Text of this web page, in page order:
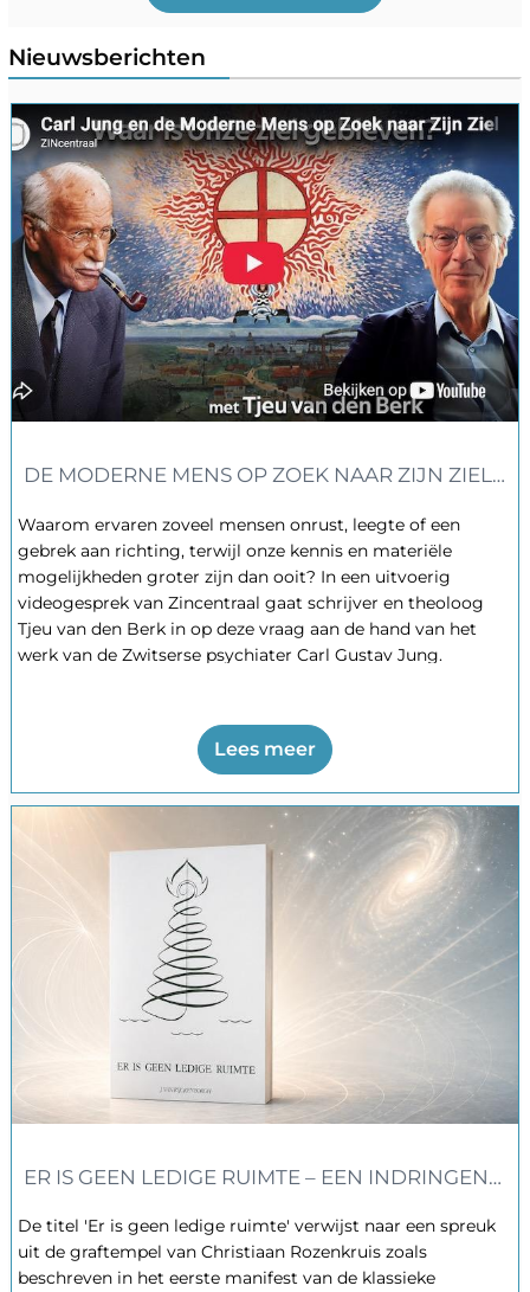
Nieuwsberichten
DE MODERNE MENS OP ZOEK NAAR ZIJN ZIEL -
Waarom ervaren zoveel mensen onrust, leegte of een
gebrek aan richting, terwijl onze kennis en materiële
mogelijkheden groter zijn dan ooit? In een uitvoerig
videogesprek van Zincentraal gaat schrijver en theoloog
Tjeu van den Berk in op deze vraag aan de hand van het
werk van de Zwitserse psychiater Carl Gustav Jung.
Lees meer
ER IS GEEN LEDIGE RUIMTE – EEN INDRINGENDE
De titel 'Er is geen ledige ruimte' verwijst naar een spreuk
uit de graftempel van Christiaan Rozenkruis zoals
beschreven in het eerste manifest van de klassieke